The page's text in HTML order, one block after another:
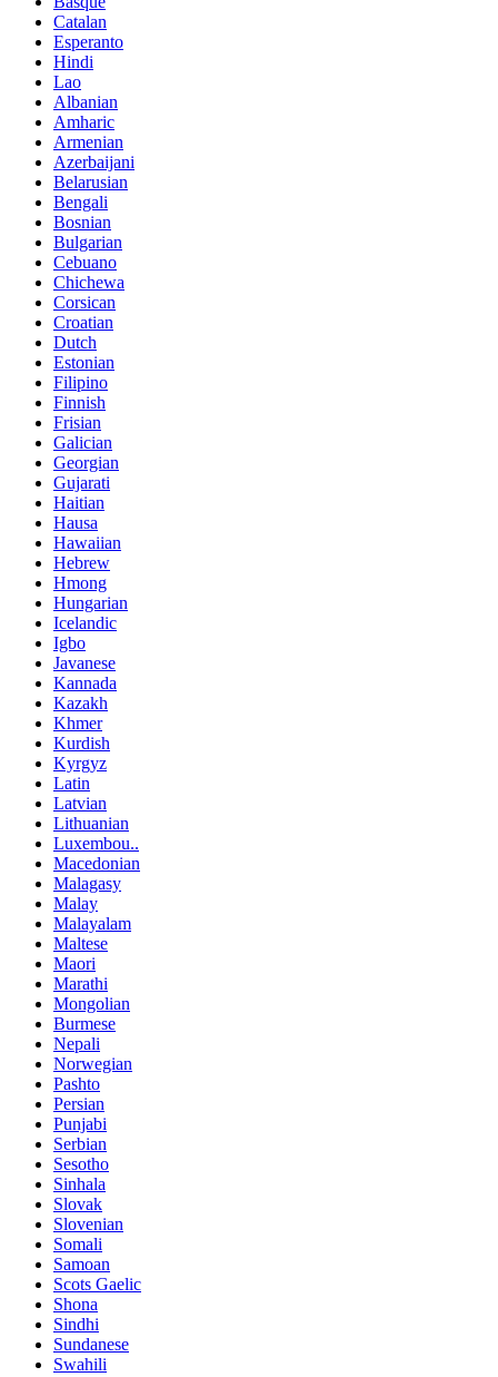
Catalan
Esperanto
Hindi
Lao
Albanian
Amharic
Armenian
Azerbaijani
Belarusian
Bengali
Bosnian
Bulgarian
Cebuano
Chichewa
Corsican
Croatian
Dutch
Estonian
Filipino
Finnish
Frisian
Galician
Georgian
Gujarati
Haitian
Hausa
Hawaiian
Hebrew
Hmong
Hungarian
Icelandic
Igbo
Javanese
Kannada
Kazakh
Khmer
Kurdish
Kyrgyz
Latin
Latvian
Lithuanian
Luxembou..
Macedonian
Malagasy
Malay
Malayalam
Maltese
Maori
Marathi
Mongolian
Burmese
Nepali
Norwegian
Pashto
Persian
Punjabi
Serbian
Sesotho
Sinhala
Slovak
Slovenian
Somali
Samoan
Scots Gaelic
Shona
Sindhi
Sundanese
Swahili